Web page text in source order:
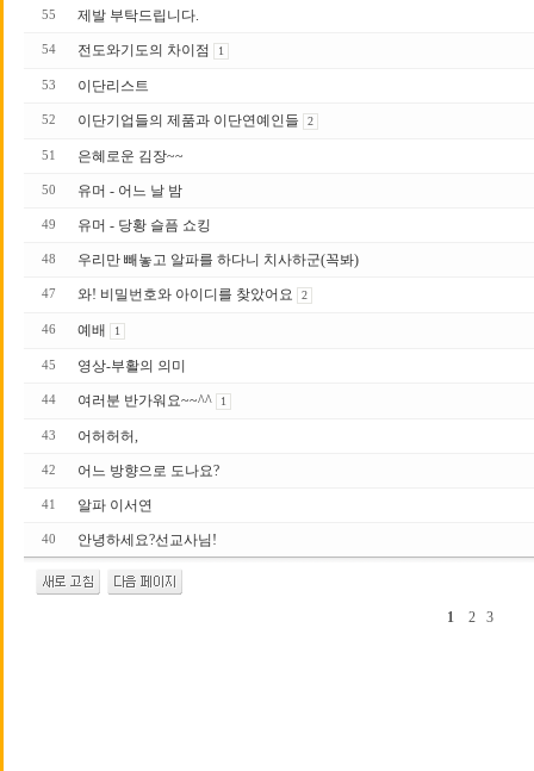
55 제발 부탁드립니다.
54 전도와기도의 차이점 1
53 이단리스트
52 이단기업들의 제품과 이단연예인들 2
51 은혜로운 김장~~
50 유머 - 어느 날 밤
49 유머 - 당황 슬픔 쇼킹
48 우리만 빼놓고 알파를 하다니 치사하군(꼭봐)
47 와! 비밀번호와 아이디를 찾았어요 2
46 예배 1
45 영상-부활의 의미
44 여러분 반가워요~~^^ 1
43 어허허허,
42 어느 방향으로 도나요?
41 알파 이서연
40 안녕하세요?선교사님!
1 2 3